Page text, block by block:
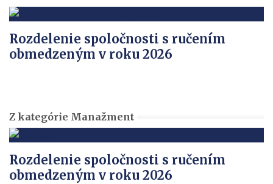
Rozdelenie spoločnosti s ručením
obmedzeným v roku 2026
Z kategórie Manažment
Rozdelenie spoločnosti s ručením
obmedzeným v roku 2026